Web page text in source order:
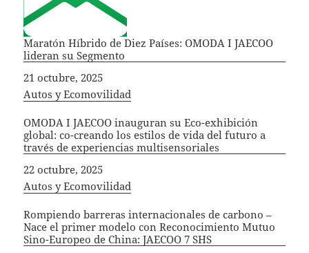
Maratón Híbrido de Diez Países: OMODA I JAECOO
lideran su Segmento
Fecha
21 octubre, 2025
In relation to
Autos y Ecomovilidad
OMODA I JAECOO inauguran su Eco-exhibición
global: co-creando los estilos de vida del futuro a
través de experiencias multisensoriales
Fecha
22 octubre, 2025
In relation to
Autos y Ecomovilidad
Rompiendo barreras internacionales de carbono –
Nace el primer modelo con Reconocimiento Mutuo
Sino-Europeo de China: JAECOO 7 SHS